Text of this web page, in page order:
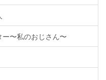
〜私のおじさん〜